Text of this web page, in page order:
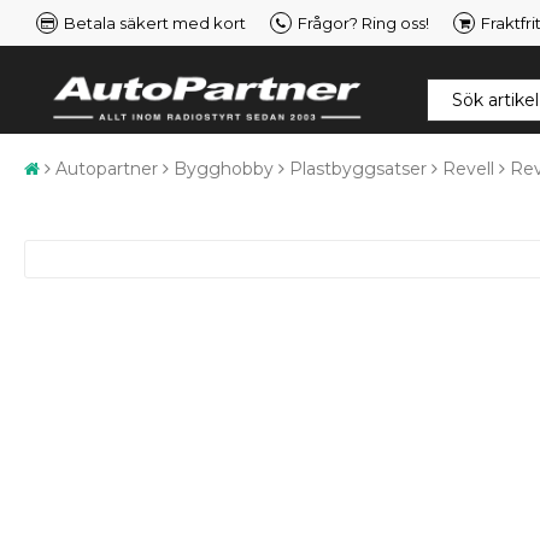
Betala säkert med kort Frågor? Ring oss!
Autopartner Bygghobby Plastbyggsatser Revell